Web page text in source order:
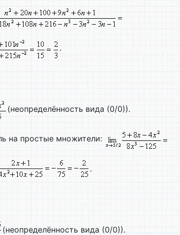
.
(неопределённость вида (0/0)).
на простые множители:
.
(неопределённость вида (0/0)).